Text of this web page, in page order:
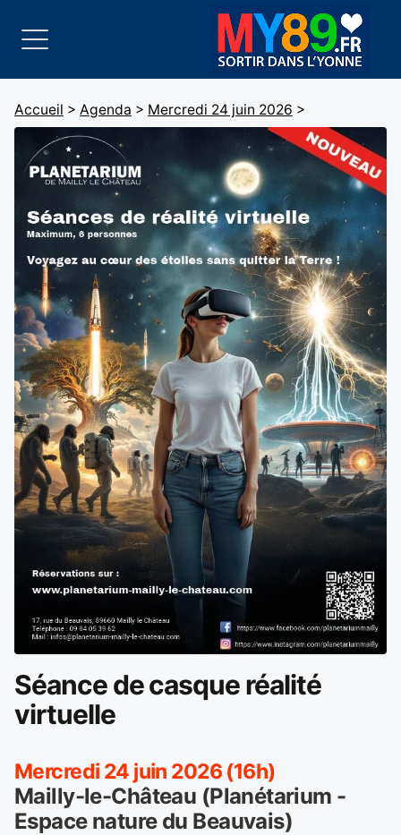
Accueil > Agenda > Mercredi 24 juin 2026 >
Séance de casque réalité
virtuelle
Mercredi 24 juin 2026 (16h)
Mailly-le-Château (Planétarium -
Espace nature du Beauvais)